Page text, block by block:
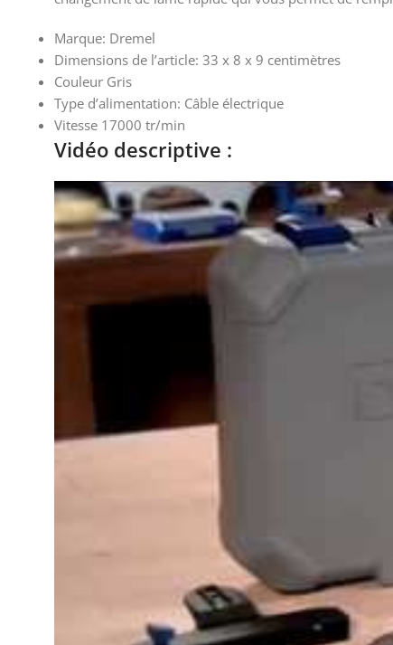
Marque: Dremel
Dimensions de l’article: 33 x 8 x 9 centimètres
Couleur Gris
Type d’alimentation: Câble électrique
Vitesse 17000 tr/min
Vidéo descriptive :